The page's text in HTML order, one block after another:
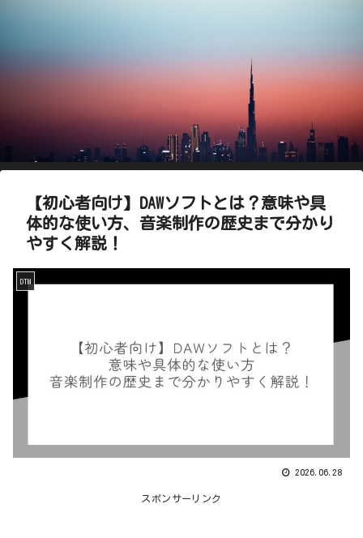
【初心者向け】DAWソフトとは？意味や具
体的な使い方、音楽制作の歴史まで分かり
やすく解説！
DTM
2026.06.28
スポンサーリンク